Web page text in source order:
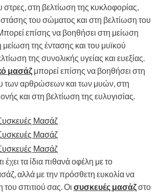
στη βελτίωση της κυκλοφορίας,
του σώματος και στη βελτίωση του
επίσης να βοηθήσει στη μείωση
της έντασης και του μυϊκού
της συνολικής υγείας και ευεξίας.
μασάζ μπορεί επίσης να βοηθήσει στη
των αρθρώσεων και των μυών, στη
και στη βελτίωση της ευλυγισίας.
έχει τα ίδια πιθανά οφέλη με το
αλλά με την πρόσθετη ευκολία να
του σπιτιού σας. Οι συσκευές μασάζστο